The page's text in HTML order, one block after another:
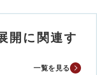
開に関連す
一覧を見る